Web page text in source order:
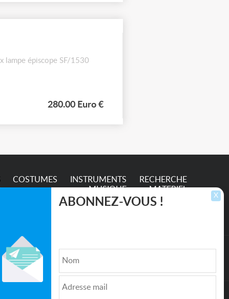
lampe épiscope SF/1530
280.00 Euro €
COSTUMES
INSTRUMENTS
MUSIQUE
RECHERCHE
MATERIEL
et de l'Entertainment
X
ABONNEZ-VOUS !